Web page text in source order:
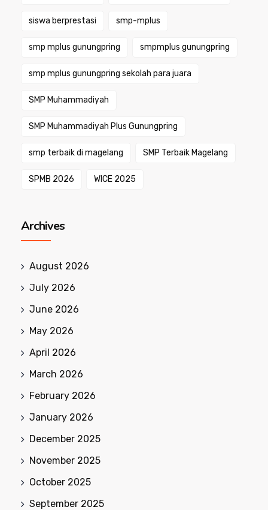
siswa berprestasi smp-mplus
smp mplus gunungpring smpmplus gunungpring
smp mplus gunungpring sekolah para juara
SMP Muhammadiyah
SMP Muhammadiyah Plus Gunungpring
smp terbaik di magelang SMP Terbaik Magelang
SPMB 2026 WICE 2025
Archives
August 2026
July 2026
June 2026
May 2026
April 2026
March 2026
February 2026
January 2026
December 2025
November 2025
October 2025
September 2025